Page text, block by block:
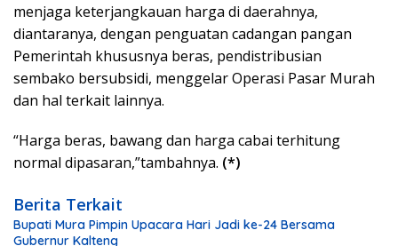
menjaga keterjangkauan harga di daerahnya,
diantaranya, dengan penguatan cadangan pangan
Pemerintah khususnya beras, pendistribusian
sembako bersubsidi, menggelar Operasi Pasar Murah
dan hal terkait lainnya.
“Harga beras, bawang dan harga cabai terhitung
normal dipasaran,”tambahnya. (*)
Berita Terkait
Bupati Mura Pimpin Upacara Hari Jadi ke-24 Bersama
Gubernur Kalteng